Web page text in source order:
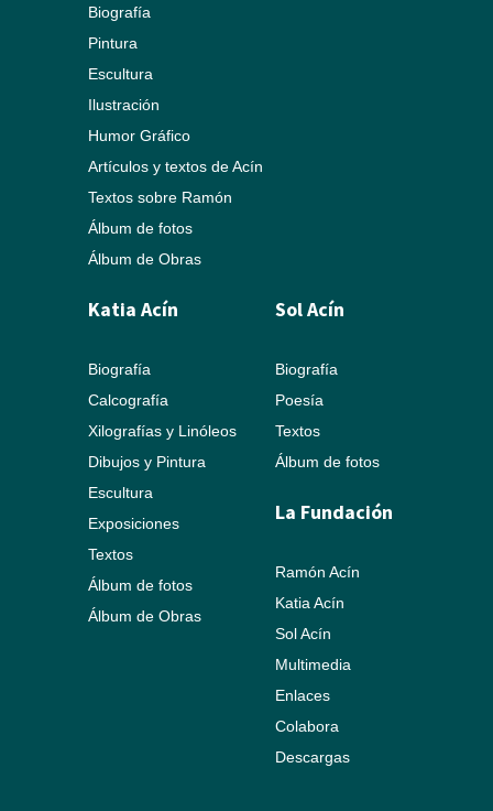
Biografía
Pintura
Escultura
Ilustración
Humor Gráfico
Artículos y textos de Acín
Textos sobre Ramón
Álbum de fotos
Álbum de Obras
Katia Acín
Biografía
Calcografía
Xilografías y Linóleos
Dibujos y Pintura
Escultura
Exposiciones
Textos
Álbum de fotos
Álbum de Obras
Sol Acín
Biografía
Poesía
Textos
Álbum de fotos
La Fundación
Ramón Acín
Katia Acín
Sol Acín
Multimedia
Enlaces
Colabora
Descargas